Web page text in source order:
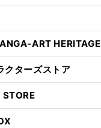
ART HERITAGE
クターズストア